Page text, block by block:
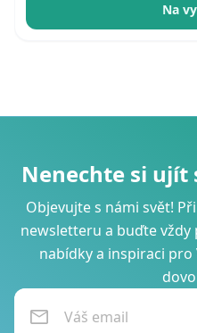
Na
Nenechte si
Objevujte s námi svět!
newsletteru a buďte
nabídky a inspiraci